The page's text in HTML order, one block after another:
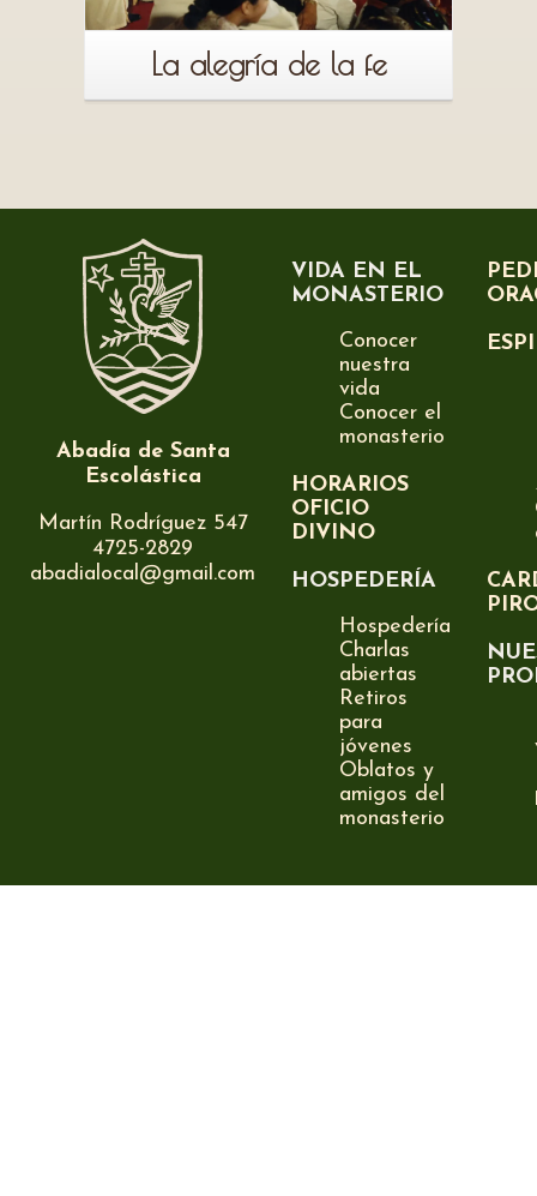
La alegría de la fe
Abadía de Santa
Escolástica
Martín Rodríguez 547
4725-2829
abadialocal@gmail.com
VIDA EN EL
MONASTERIO
Conocer
nuestra
vida
Conocer el
monasterio
HORARIOS
OFICIO
DIVINO
HOSPEDERÍA
Hospedería
Charlas
abiertas
Retiros
para
jóvenes
Oblatos y
amigos del
monasterio